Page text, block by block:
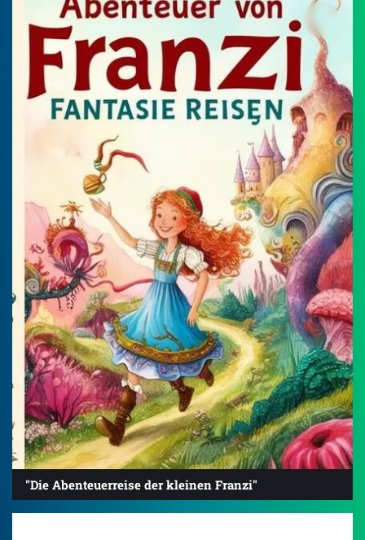
"Die Abenteuerreise der kleinen Franzi"